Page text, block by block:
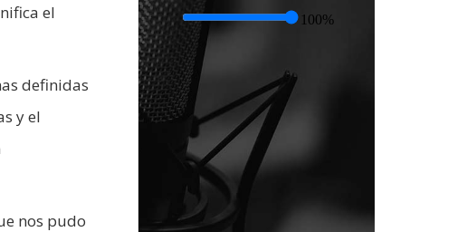
el
definidas
y el
nos pudo